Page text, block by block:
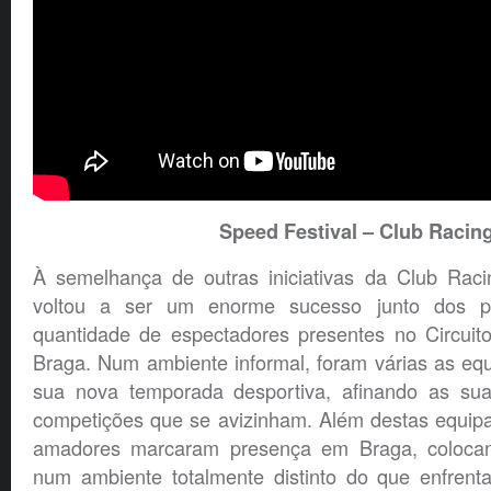
Speed Festival – Club
À semelhança de outras iniciativas da Club
voltou a ser um enorme sucesso junto dos
quantidade de espectadores presentes no
Braga. Num ambiente informal, foram várias as
sua nova temporada desportiva, afinando as
competições que se avizinham. Além destas
amadores marcaram presença em Braga,
num ambiente totalmente distinto do que